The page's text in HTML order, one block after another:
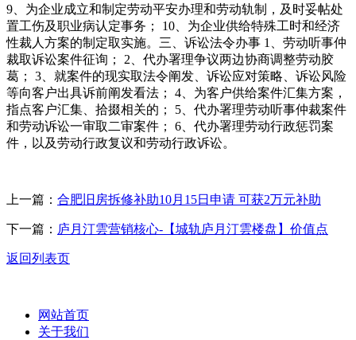
9、为企业成立和制定劳动平安办理和劳动轨制，及时妥帖处
置工伤及职业病认定事务； 10、为企业供给特殊工时和经济
性裁人方案的制定取实施。三、诉讼法令办事 1、劳动听事仲
裁取诉讼案件征询； 2、代办署理争议两边协商调整劳动胶
葛； 3、就案件的现实取法令阐发、诉讼应对策略、诉讼风险
等向客户出具诉前阐发看法； 4、为客户供给案件汇集方案，
指点客户汇集、拾掇相关的； 5、代办署理劳动听事仲裁案件
和劳动诉讼一审取二审案件； 6、代办署理劳动行政惩罚案
件，以及劳动行政复议和劳动行政诉讼。
上一篇： 合肥旧房拆修补助10月15日申请 可获2万元补助
下一篇： 庐月汀雲营销核心-【城轨庐月汀雲楼盘】价值点
返回列表页
网站首页
关于我们